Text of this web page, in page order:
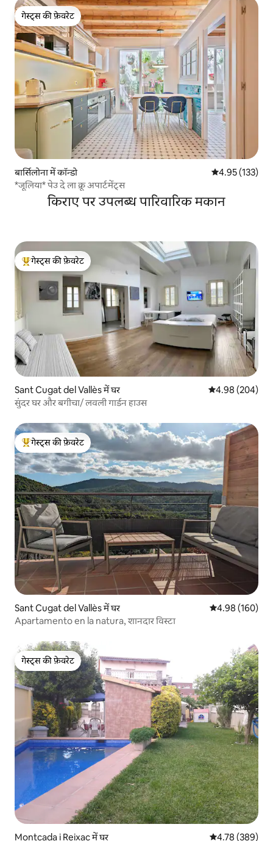
गेस्ट्स की फ़ेवरेट
गेस्ट्स की फ़ेवरेट
बार्सिलोना में कॉन्डो औसत रेटिंग 5 में से
4.95 (133)
*जूलिया* पेउ दे ला क्रू अपार्टमेंट्स
किराए पर उपलब्ध पारिवारिक मकान
गेस्ट्स का टॉप फ़ेवरेट
गेस्ट्स की फ़ेवरेट
Sant Cugat del Vallès में घर औसत रेटिंग 5 में से
4.98 (204)
सुंदर घर और बगीचा/ लवली गार्डन हाउस
गेस्ट्स का टॉप फ़ेवरेट
गेस्ट्स की फ़ेवरेट
Sant Cugat del Vallès में घर औसत रेटिंग 5 में से
4.98 (160)
Apartamento en la natura, शानदार विस्टा
गेस्ट्स की फ़ेवरेट
गेस्ट्स की फ़ेवरेट
Montcada i Reixac में घर औसत रेटिंग 5 में से
4.78 (389)